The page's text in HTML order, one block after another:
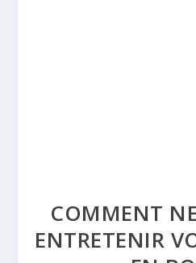
COMMENT
ENTRETENIR